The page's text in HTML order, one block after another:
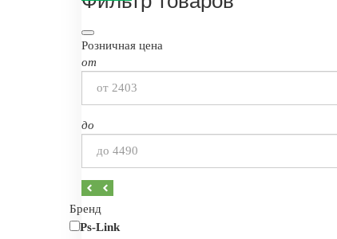
Розничная цена
от
до
Бренд
Ps-Link